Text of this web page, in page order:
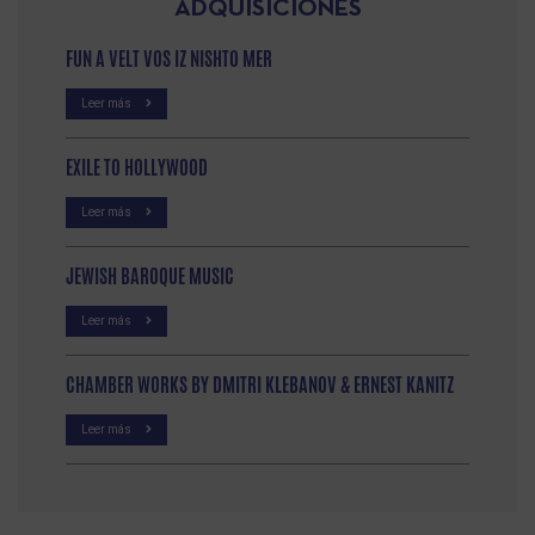
ADQUISICIONES
FUN A VELT VOS IZ NISHTO MER
Leer más
EXILE TO HOLLYWOOD
Leer más
JEWISH BAROQUE MUSIC
Leer más
CHAMBER WORKS BY DMITRI KLEBANOV & ERNEST KANITZ
Leer más